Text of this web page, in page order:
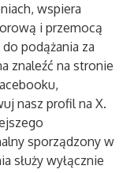
wspiera
i przemocą
podążania za
znaleźć na stronie
,
nasz profil na X.
sporządzony w
służy wyłącznie